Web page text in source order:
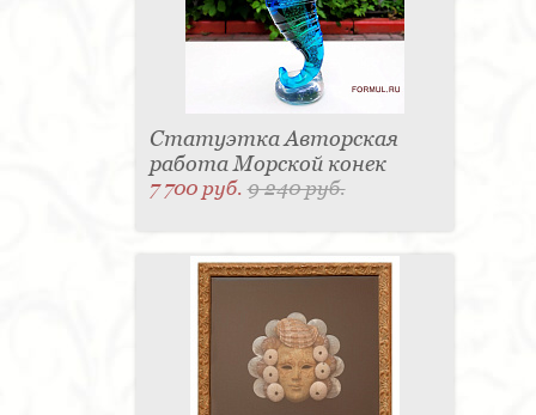
Статуэтка Авторская
работа Морской конек
7 700 руб.9 240 руб.